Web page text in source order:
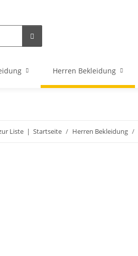
Herren Bekleidung
Liste Startseite Herren Bekleidung